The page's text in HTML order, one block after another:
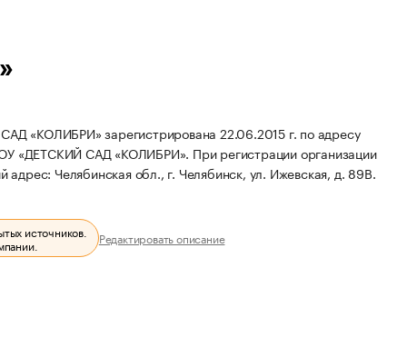
зарегистрирована 22.06.2015 г. по адресу
«ДЕТСКИЙ САД «КОЛИБРИ». При регистрации организации
адрес: Челябинская обл., г. Челябинск, ул. Ижевская, д. 89В.
источников. Редактировать описание